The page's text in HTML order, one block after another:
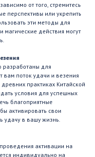
от того, стремитесь
перспективы или укрепить
эти методы для
магические действия могут
разработаны для
вам поток удачи и везения
практиках Китайской
условия для успешных
благоприятные
активировать свои
удачу в вашу жизнь.
активации на
индивидуально на